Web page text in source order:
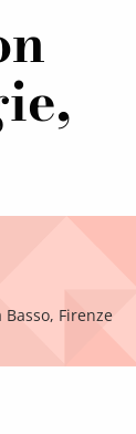
Basso, Firenze